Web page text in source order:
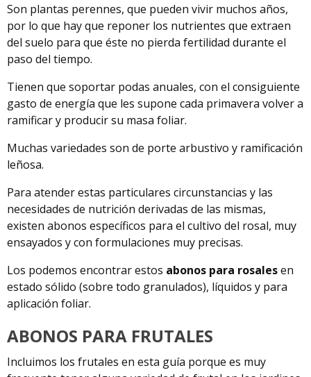
Son plantas perennes, que pueden vivir muchos años,
por lo que hay que reponer los nutrientes que extraen
del suelo para que éste no pierda fertilidad durante el
paso del tiempo.
Tienen que soportar podas anuales, con el consiguiente
gasto de energía que les supone cada primavera volver a
ramificar y producir su masa foliar.
Muchas variedades son de porte arbustivo y ramificación
leñosa.
Para atender estas particulares circunstancias y las
necesidades de nutrición derivadas de las mismas,
existen abonos específicos para el cultivo del rosal, muy
ensayados y con formulaciones muy precisas.
Los podemos encontrar estos abonos para rosalesen
estado sólido (sobre todo granulados), líquidos y para
aplicación foliar.
ABONOS PARA FRUTALES
Incluimos los frutales en esta guía porque es muy